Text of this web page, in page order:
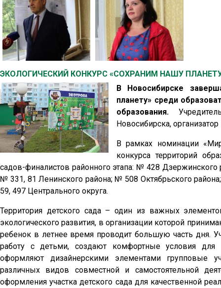
ЭКОЛОГИЧЕСКИЙ КОНКУРС «СОХРАНИМ НАШУ
В Новосибирске
планету» среди
образования.
Новосибирска,
В рамках номинации
конкурса территорий
садов-финалистов районного этапа: № 428
№ 331, 81 Ленинского района; № 508 Октябрьского
59, 497 Центрального округа.
Территория детского сада – один из важных
экологического развития, в организации которой
ребенок в летнее время проводит большую часть дня.
работу с детьми, создают комфортные условия
оформляют дизайнерскими элементами групповые
различных видов совместной и самостоятельной
оформления участка детского сада для качественной